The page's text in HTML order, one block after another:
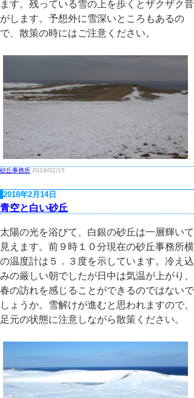
ます。残っている雪の上を歩くとザクザク音
がします。予想外に雪深いところもあるの
で、散策の時にはご注意ください。
砂丘事務所 2018/02/15
2018年2月14日
青空と白い砂丘
太陽の光を浴びて、白銀の砂丘は一層輝いて
見えます。前９時１０分現在の砂丘事務所横
の温度計は５．３度を示しています。冷え込
みの厳しい朝でしたが日中は気温が上がり、
春の訪れを感じることができるのではないで
しょうか。雪解けが進むと思われますので、
足元の状態に注意しながら散策ください。